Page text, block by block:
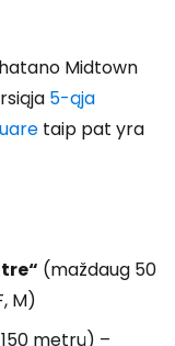
Midtown
5-ąja
taip pat yra
(maždaug 50
M)
metrų) –